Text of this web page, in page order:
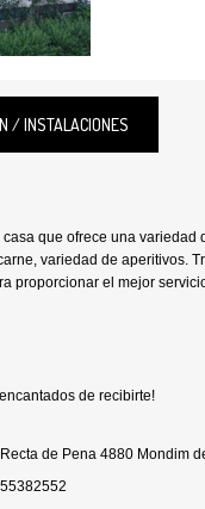
/ INSTALACIONES
que ofrece una variedad
variedad de aperitivos.
proporcionar el mejor
de recibirte!
Recta de Pena 4880 Mondim